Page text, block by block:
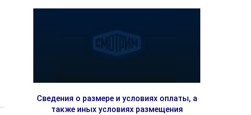
Сведения о размере и условиях оплаты, а
также иных условиях размещения